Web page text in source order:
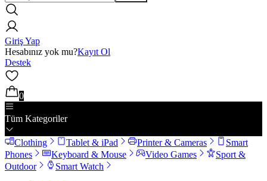
Giriş Yap
Hesabınız yok mu?Kayıt Ol
Destek
0
Tüm Kategoriler
Clothing Tablet & iPad Printer & Cameras
Smart
Phones
Keyboard & Mouse Video Games
Sport &
Outdoor
Smart Watch